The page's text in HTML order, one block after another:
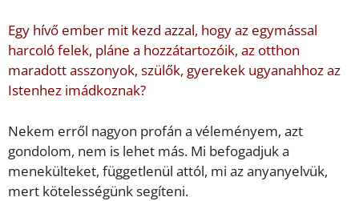
Egy hívő ember mit kezd azzal, hogy az egymással
harcoló felek, pláne a hozzátartozóik, az otthon
maradott asszonyok, szülők, gyerekek ugyanahhoz az
Istenhez imádkoznak?
Nekem erről nagyon profán a véleményem, azt
gondolom, nem is lehet más. Mi befogadjuk a
menekülteket, függetlenül attól, mi az anyanyelvük,
mert kötelességünk segíteni.